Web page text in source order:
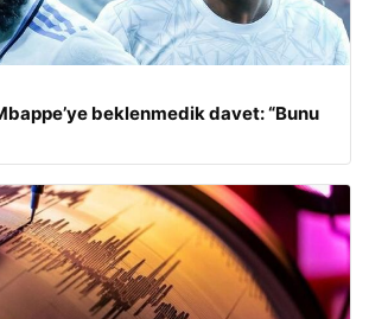
beklenmedik davet: “Bunu